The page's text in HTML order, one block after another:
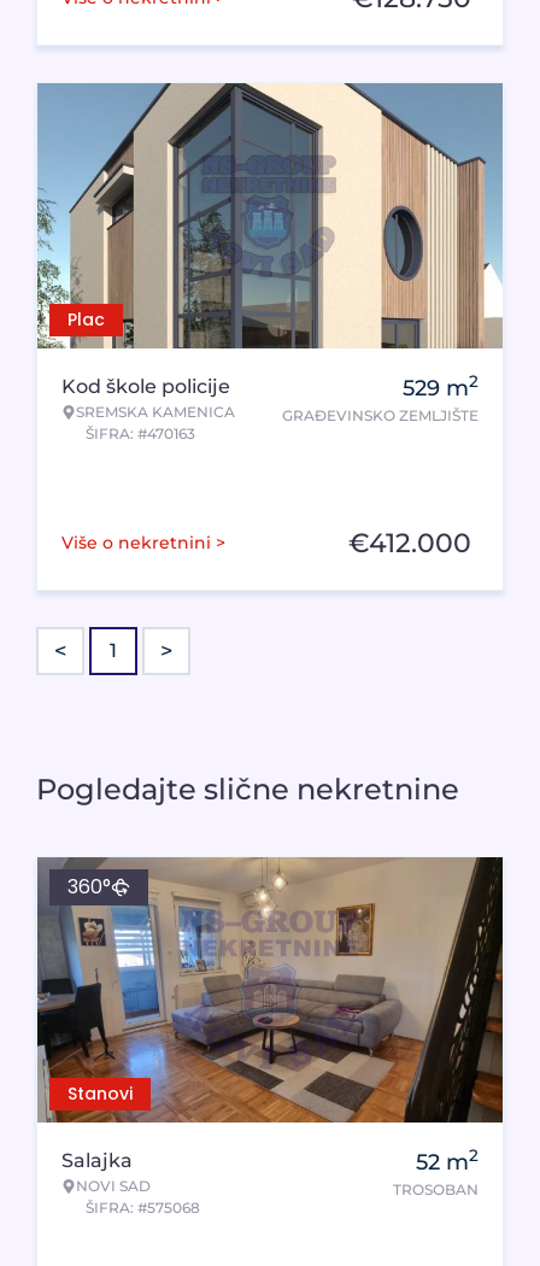
Plac
Kod škole policije
SREMSKA KAMENICA
ŠIFRA: #470163
529 m2
GRAĐEVINSKO ZEMLJIŠTE
Više o nekretnini > €412.000
< 1 >
Pogledajte slične nekretnine
Stanovi
360°
Salajka
NOVI SAD
ŠIFRA: #575068
52 m2
TROSOBAN